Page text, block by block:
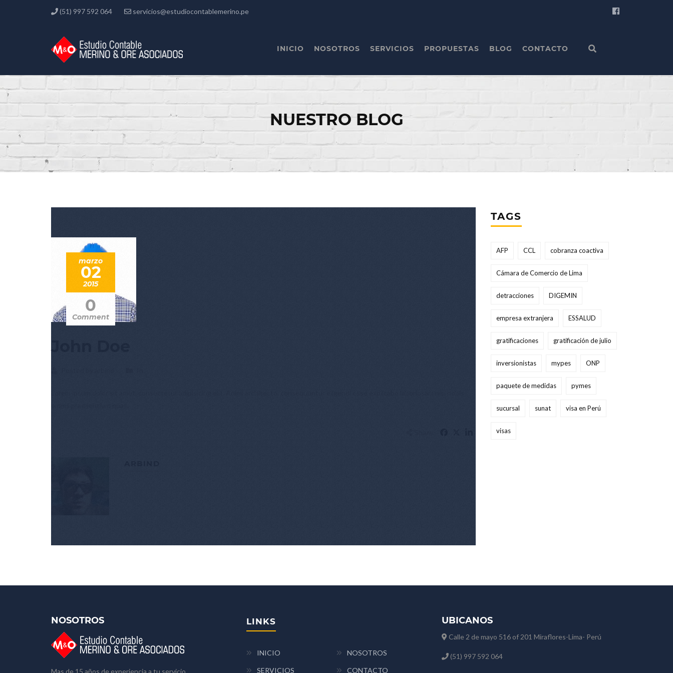
(51) 997 592 064 servicios@estudiocontablemerino.pe
INICIO NOSOTROS SERVICIOS PROPUESTAS BLOG CONTACTO
NUESTRO BLOG
marzo
02
2015
0
Comment
TAGS
AFP CCL cobranza coactiva
Cámara de Comercio de Lima
detracciones DIGEMIN
empresa extranjera ESSALUD
gratificaciones gratificación de julio
inversionistas mypes ONP
paquete de medidas pymes
sucursal sunat visa en Perú
visas
NOSOTROS LINKS
INICIO NOSOTROS
SERVICIOS CONTACTO
UBICANOS
Calle 2 de mayo 516 of 201 Miraflores-Lima- Perú
(51) 997 592 064